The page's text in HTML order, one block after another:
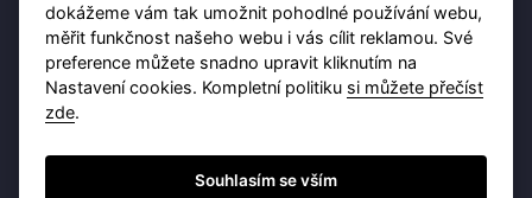
© 2026 Destinační portál provozujeBrána Jihlavy,
příspěvková organizace. Všechna práva vyhrazena.
Ochrana osobních údajů
dokážeme vám tak umožnit pohodlné používání webu,
měřit funkčnost našeho webu i vás cílit reklamou. Své
preference můžete snadno upravit kliknutím na
Nastavení cookies. Kompletní politiku si můžete přečíst
zde.
Souhlasím se vším